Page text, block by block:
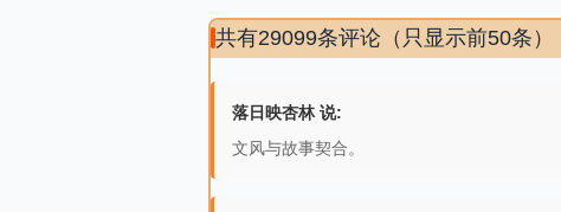
共有29099条评论（只显示前50条）
落日映杏林 说:
文风与故事契合。